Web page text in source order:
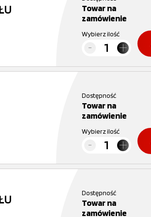
Towar na
zamówienie
Wybierz ilość
Dostępność
Towar na
zamówienie
Wybierz ilość
Dostępność
Towar na
zamówienie